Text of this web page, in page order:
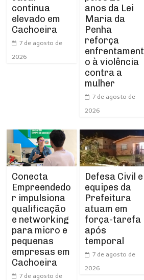
continua
elevado em
Cachoeira
7 de agosto de
2026
anos da Lei
Maria da
Penha
reforça
enfrentament
o à violência
contra a
mulher
7 de agosto de
2026
Conecta
Empreendedo
r impulsiona
qualificação
e networking
para micro e
pequenas
empresas em
Cachoeira
7 de agosto de
Defesa Civil e
equipes da
Prefeitura
atuam em
força-tarefa
após
temporal
7 de agosto de
2026